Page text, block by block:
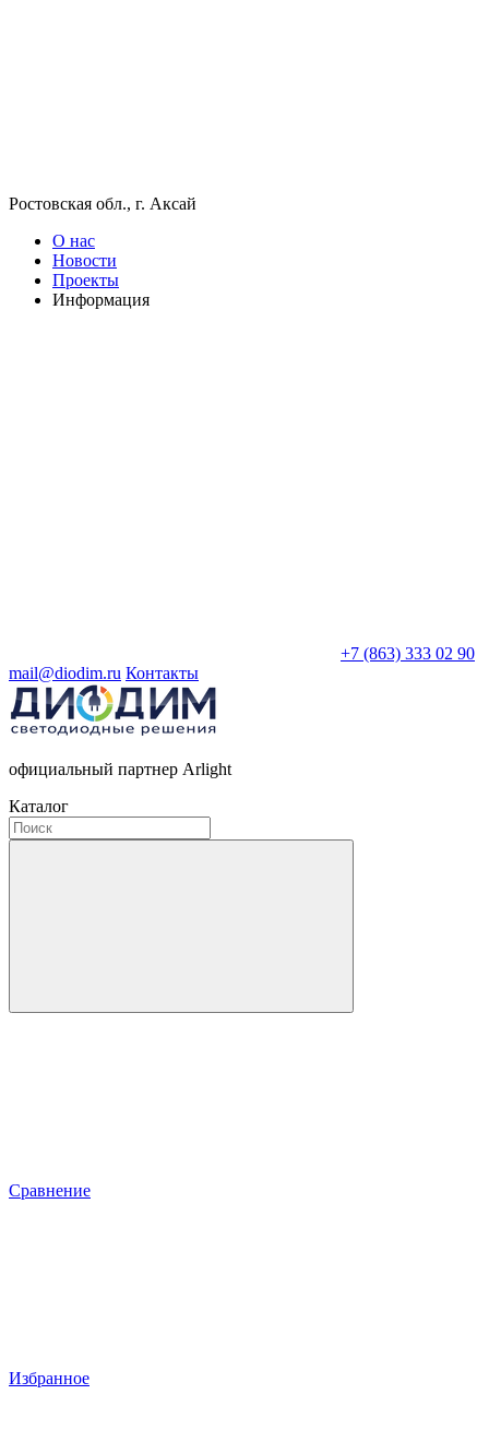
Ростовская обл., г. Аксай
О нас
Новости
Проекты
Информация
+7 (863) 333 02 90
mail@diodim.ru Контакты
официальный партнер Arlight
Каталог
Сравнение
Избранное